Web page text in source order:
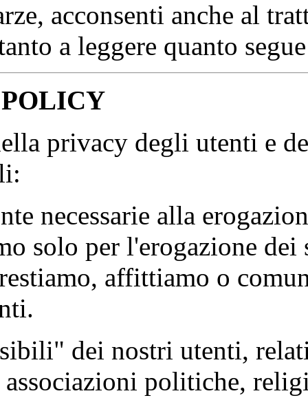
acconsenti anche al
a leggere quanto
POLICY
privacy degli utenti e
necessarie alla
solo per l'erogazione
affittiamo o
dei nostri utenti,
associazioni politiche,